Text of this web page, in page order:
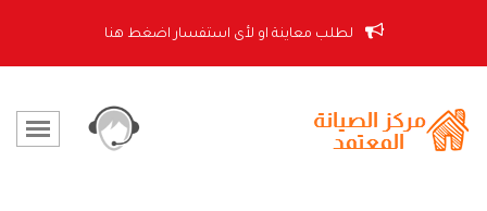
لطلب معاينة او لأى استفسار اضغط هنا